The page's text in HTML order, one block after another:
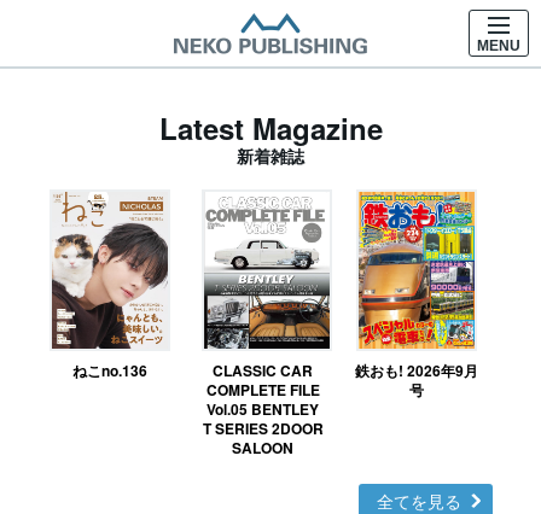
MENU
Latest Magazine
新着雑誌
ねこno.136
CLASSIC CAR
COMPLETE FILE
Vol.05 BENTLEY
T SERIES 2DOOR
SALOON
鉄おも! 2026年9月
号
全てを見る